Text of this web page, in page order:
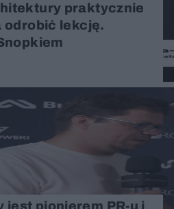
praktycznie
odrobić lekcję.
jest pionierem PR-u i